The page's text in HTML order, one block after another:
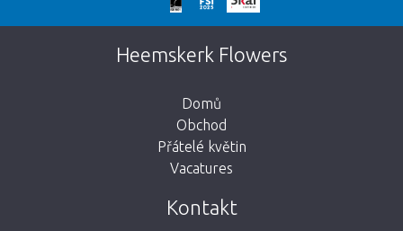
Omlouváme se
Tato stránka neexistuje. Kliknutím na
tlačítko níže se vrátíte do obchodu.
Heemskerk Flowers
Domů
Obchod
Přátelé květin
Vacatures
Kontakt